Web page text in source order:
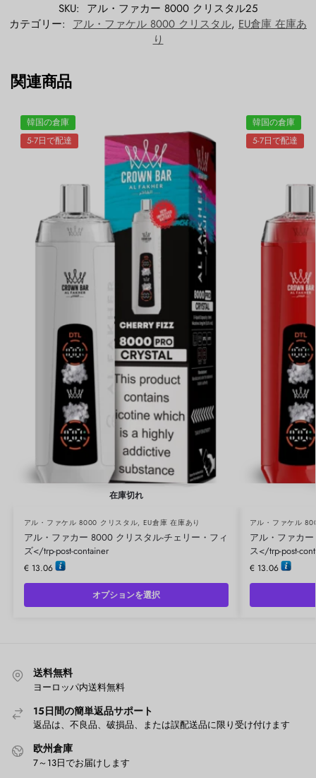
SKU: アル・ファカー 8000 クリスタル25
カテゴリー: アル・ファケル 8000 クリスタル, EU倉庫 在庫あ
り
関連商品
韓国の倉庫
5-7日で配達
在庫切れ
アル・ファケル 8000 クリスタル, EU倉庫 在庫あり
アル・ファカー 8000 クリスタル-チェリー・フィ
ズ</trp-post-container
€13.06
オプションを選択
韓国の倉庫
5-7日で配達
アル・ファケル
アル・ファカ
ス</trp-post-
€13.06
送料無料
ヨーロッパ内送料無料
15日間の簡単返品サポート
返品は、不良品、破損品、または誤配送品に限り受け付けます
欧州倉庫
7～13日でお届けします